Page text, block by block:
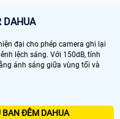
DAHUA
đại cho phép camera ghi lại
lệch sáng. Với 150dB, tính
ánh sáng giữa vùng tối và
BAN ĐÊM DAHUA